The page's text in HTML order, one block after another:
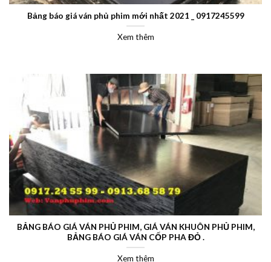
Bảng báo giá ván phủ phim mới nhất 2021 _ 0917245599
Xem thêm
BẢNG BÁO GIÁ VÁN PHỦ PHIM, GIÁ VÁN KHUÔN PHỦ PHIM,
BẢNG BÁO GIÁ VÁN CỐP PHA ĐỎ .
Xem thêm